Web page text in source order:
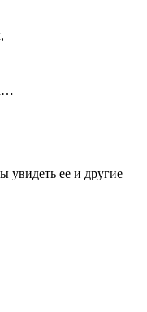
увидеть ее и другие